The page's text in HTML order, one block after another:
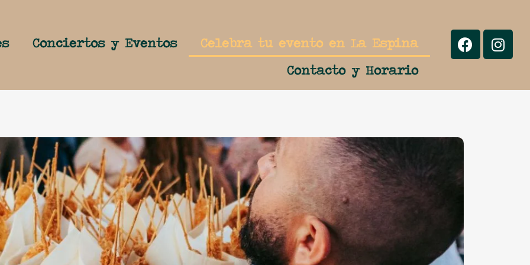
Conciertos y Eventos
Celebra tu evento en La Espina
Contacto y Horario